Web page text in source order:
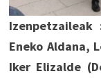
Eneko Aldana,
Iker Elizalde